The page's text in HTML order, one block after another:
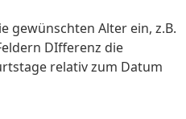
gewünschten Alter ein, z.B.
DIfferenz die
relativ zum Datum